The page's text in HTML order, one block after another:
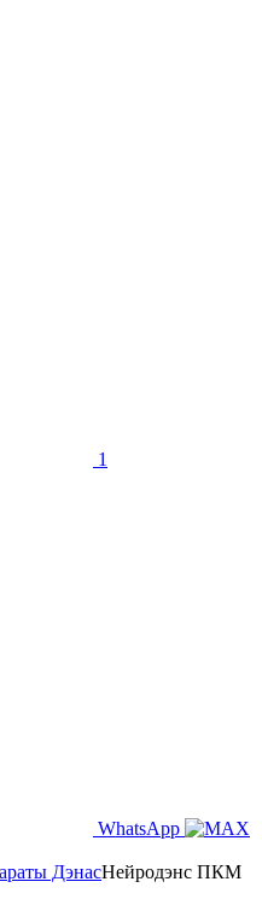
1
WhatsApp
ДэнасНейродэнс ПКМ